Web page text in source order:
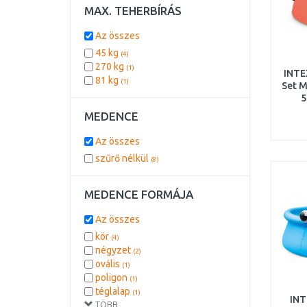
Set
84 l (1)
MAX. TEHERBÍRÁS
Az összes
45 kg (4)
270 kg (1)
81 kg (1)
MEDENCE
Az összes
szűrő nélkül (8)
MEDENCE FORMÁJA
TÖBB
Az összes
kör (4)
négyzet (2)
ovális (1)
poligon (1)
téglalap (1)